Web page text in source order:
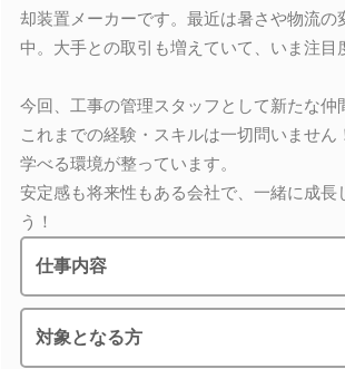
却装置メーカーです。最近は暑さや物流の
中。大手との取引も増えていて、いま注目
今回、工事の管理スタッフとして新たな仲
これまでの経験・スキルは一切問いません
学べる環境が整っています。
安定感も将来性もある会社で、一緒に成長
う！
仕事内容
対象となる方